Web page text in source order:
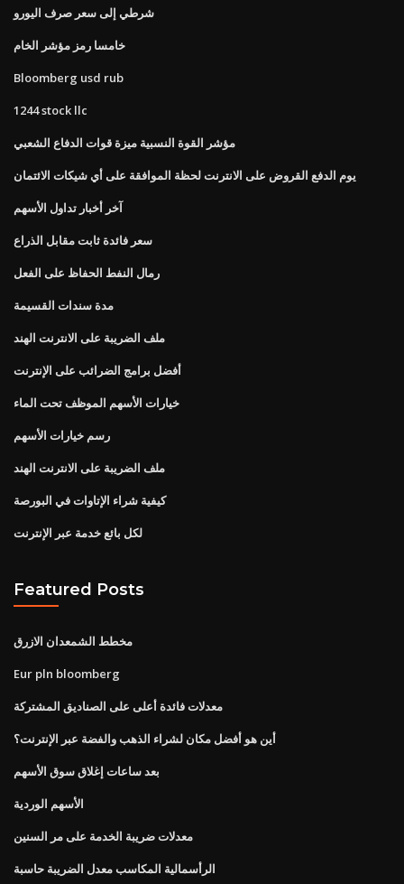
شرطي إلى سعر صرف اليورو
خامسا رمز مؤشر الخام
Bloomberg usd rub
1244 stock llc
مؤشر القوة النسبية ميزة قوات الدفاع الشعبي
يوم الدفع القروض على الانترنت لحظة الموافقة على أي شيكات الائتمان
آخر أخبار تداول الأسهم
سعر فائدة ثابت مقابل الذراع
رمال النفط الحفاظ على الفعل
مدة سندات القسيمة
ملف الضريبة على الانترنت الهند
أفضل برامج الضرائب على الإنترنت
خيارات الأسهم الموظف تحت الماء
رسم خيارات الأسهم
ملف الضريبة على الانترنت الهند
كيفية شراء الإتاوات في البورصة
لكل بائع خدمة عبر الإنترنت
Featured Posts
مخطط الشمعدان الازرق
Eur pln bloomberg
معدلات فائدة أعلى على الصناديق المشتركة
أين هو أفضل مكان لشراء الذهب والفضة عبر الإنترنت؟
بعد ساعات إغلاق سوق الأسهم
الأسهم الوردية
معدلات ضريبة الخدمة على مر السنين
الرأسمالية المكاسب معدل الضريبة حاسبة